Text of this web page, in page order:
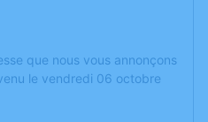
que nous vous annonçons
le vendredi 06 octobre